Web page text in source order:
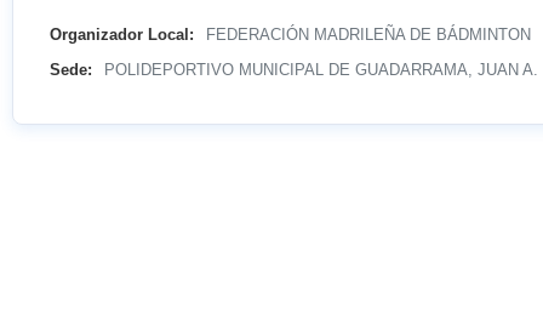
Organizador Local: FEDERACIÓN MADRILEÑA DE BÁDMINTON
Sede: POLIDEPORTIVO MUNICIPAL DE GUADARRAMA, JUAN A.